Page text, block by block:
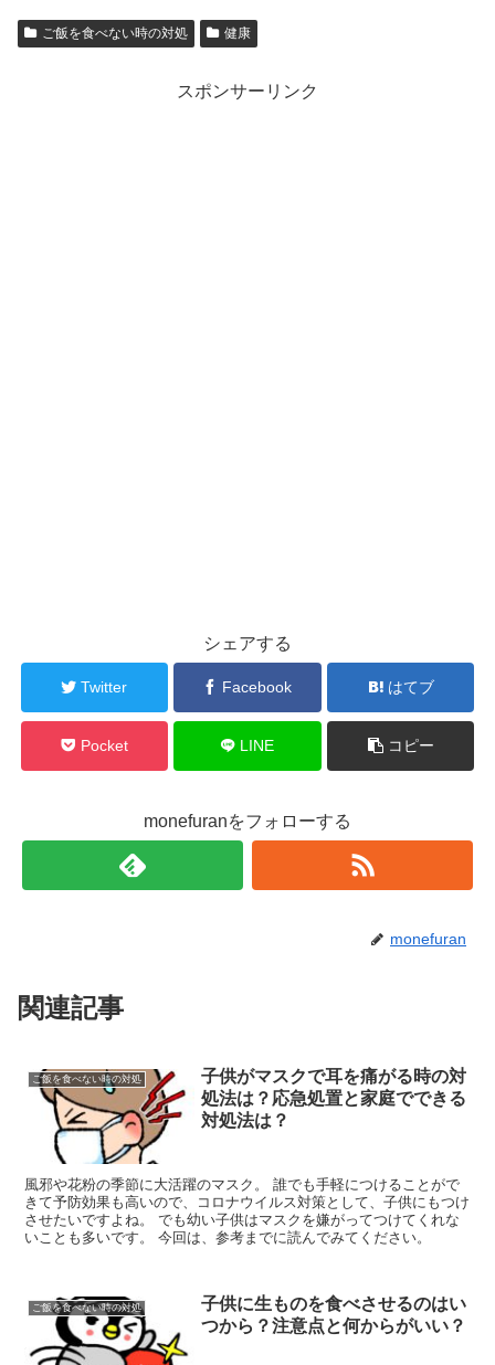
ご飯を食べない時の対処 健康
スポンサーリンク
シェアする
Twitter Facebook はてブ
Pocket LINE コピー
monefuranをフォローする
monefuran
関連記事
ご飯を食べない時の対処
子供がマスクで耳を痛がる時の対
処法は？応急処置と家庭でできる
対処法は？
風邪や花粉の季節に大活躍のマスク。 誰でも手軽につけることがで
きて予防効果も高いので、コロナウイルス対策として、子供にもつけ
させたいですよね。 でも幼い子供はマスクを嫌がってつけてくれな
いことも多いです。 今回は、参考までに読んでみてください。
ご飯を食べない時の対処
子供に生ものを食べさせるのはい
つから？注意点と何からがいい？